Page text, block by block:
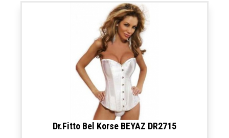
Dr.Fitto Bel Korse BEYAZ DR2715